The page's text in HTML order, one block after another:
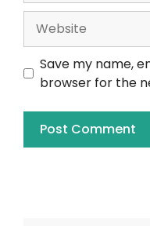
Save my name,
browser for the